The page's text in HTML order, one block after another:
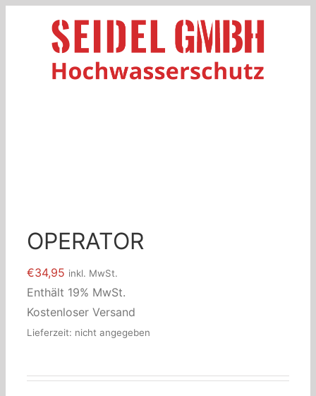
OPERATOR
€34,95 inkl. MwSt.
Enthält 19% MwSt.
Kostenloser Versand
Lieferzeit: nicht angegeben